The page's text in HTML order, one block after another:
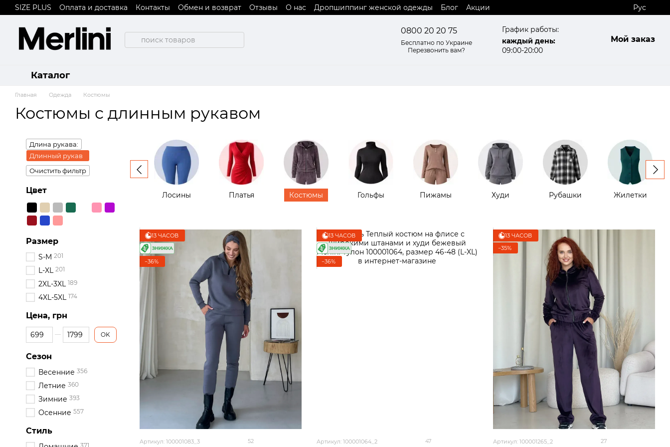
Перейти к основному контенту
SIZE PLUS Оплата и доставка Контакты Обмен и возврат Отзывы О нас Дропшиппинг женской одежды Блог
Акции
Пользовательское соглашение
Договор публичной оферты
Рус
0800 20 20 75
Бесплатно по Украине
Перезвонить вам?
График работы:
каждый день:
09:00-20:00
Мой заказ
Каталог
Главная Одежда Костюмы
Костюмы с длинным рукавом
Лосины Платья Костюмы Гольфы Пижамы Худи Рубашки Жилетки
13 ЧАСОВ
−36%
Артикул: 100001083_3 52
13 ЧАСОВ
−36%
Артикул: 100001064_2 47
13 ЧАСОВ
−35%
Артикул: 100001265_2 27
Длина рукава:
Длинный рукав
Очистить фильтр
Цвет
Размер
S-M 201
L-XL 201
2XL-3XL 189
4XL-5XL 174
Цена, грн
От Цена, грн
До Цена, грн OK
Сезон
Весенние 356
Летние 360
Зимние 393
Осенние 557
Стиль
371